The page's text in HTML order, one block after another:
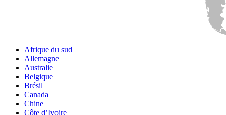
Afrique du sud
Allemagne
Australie
Belgique
Brésil
Canada
Chine
Côte d’Ivoire